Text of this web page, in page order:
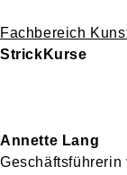
Fachbereich
StrickKurse
Annette Lang
Geschäftsführerin